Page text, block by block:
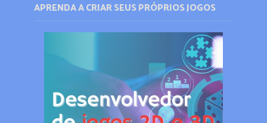
APRENDA A CRIAR SEUS PRÓPRIOS JOGOS